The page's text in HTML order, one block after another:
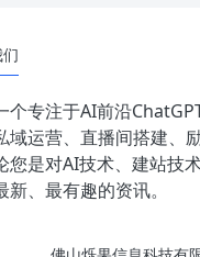
个专注于AI前沿
域运营、直播间搭建、
您是对AI技术、建站技
新、最有趣的资讯。